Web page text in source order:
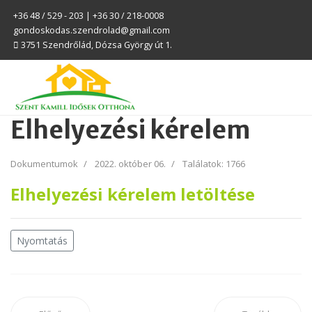
+36 48 / 529 - 203 | +36 30 / 218-0008
gondoskodas.szendrolad@gmail.com
3751 Szendrőlád, Dózsa György út 1.
Elhelyezési kérelem
Dokumentumok 2022. október 06. Találatok: 1766
Elhelyezési kérelem letöltése
Nyomtatás